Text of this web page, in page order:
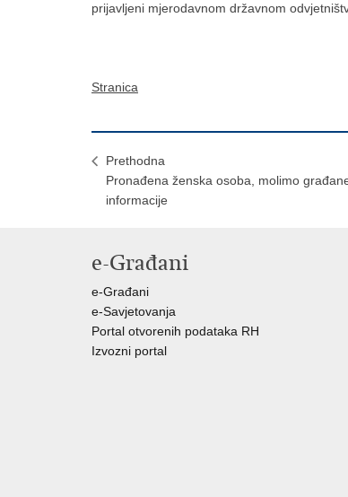
prijavljeni mjerodavnom državnom
Stranica
Prethodna
Pronađena ženska osoba, molimo
informacije
e-Građani
e-Građani
e-Savjetovanja
Portal otvorenih podataka RH
Izvozni portal